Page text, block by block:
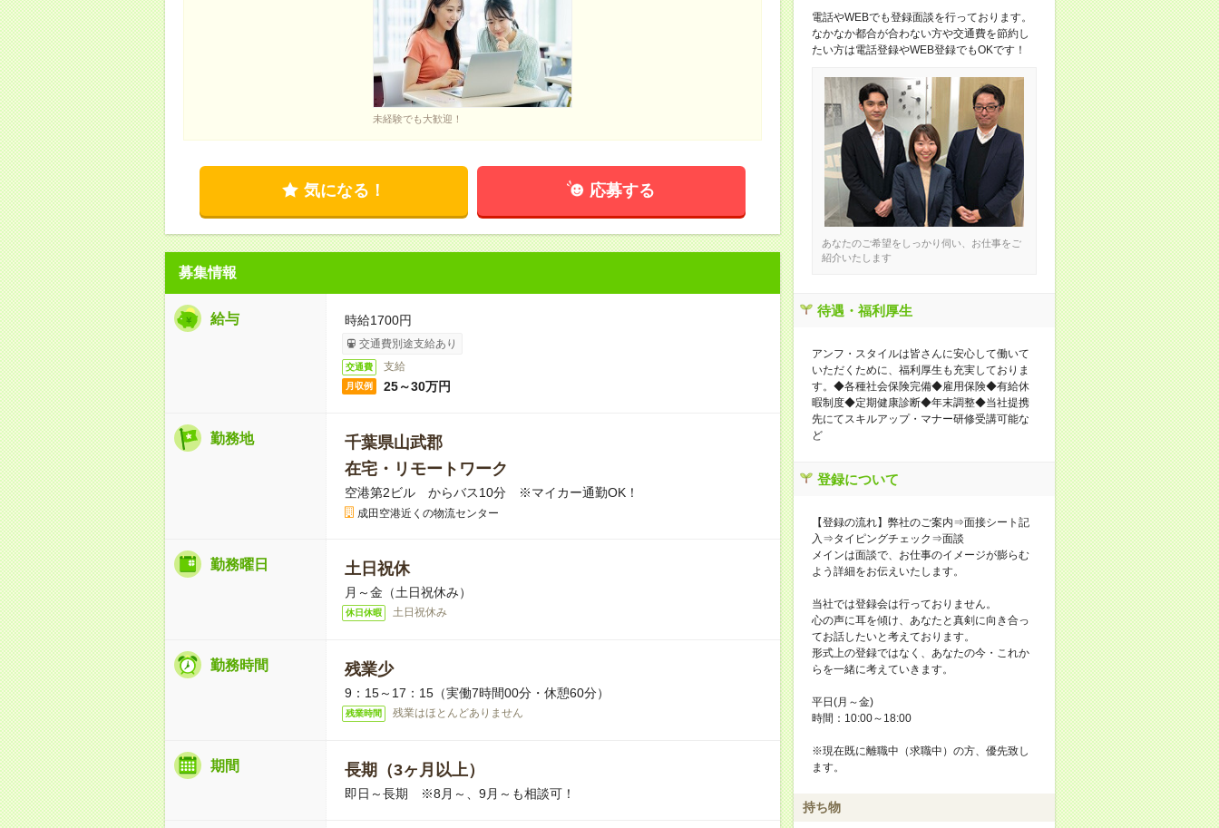
未経験でも大歓迎！
気になる！ 応募する
募集情報
給与 時給1700円
交通費別途支給あり
交通費 支給
月収例 25～30万円
勤務地
千葉県山武郡
在宅・リモートワーク
空港第2ビル からバス10分 ※マイカー通勤OK！
成田空港近くの物流センター
勤務曜日 土日祝休
月～金（土日祝休み）
休日休暇 土日祝休み
勤務時間 残業少
9：15～17：15（実働7時間00分・休憩60分）
残業時間 残業はほとんどありません
期間 長期（3ヶ月以上）
即日～長期 ※8月～、9月～も相談可！
電話やWEBでも登録面談を行っております。
なかなか都合が合わない方や交通費を節約し
たい方は電話登録やWEB登録でもOKです！
あなたのご希望をしっかり伺い、お仕事をご
紹介いたします
待遇・福利厚生
アンフ・スタイルは皆さんに安心して働いて
いただくために、福利厚生も充実しておりま
す。◆各種社会保険完備◆雇用保険◆有給休
暇制度◆定期健康診断◆年末調整◆当社提携
先にてスキルアップ・マナー研修受講可能な
ど
登録について
【登録の流れ】弊社のご案内⇒面接シート記
入⇒タイピングチェック⇒面談
メインは面談で、お仕事のイメージが膨らむ
よう詳細をお伝えいたします。
当社では登録会は行っておりません。
心の声に耳を傾け、あなたと真剣に向き合っ
てお話したいと考えております。
形式上の登録ではなく、あなたの今・これか
らを一緒に考えていきます。
平日(月～金)
時間：10:00～18:00
※現在既に離職中（求職中）の方、優先致し
ます。
持ち物